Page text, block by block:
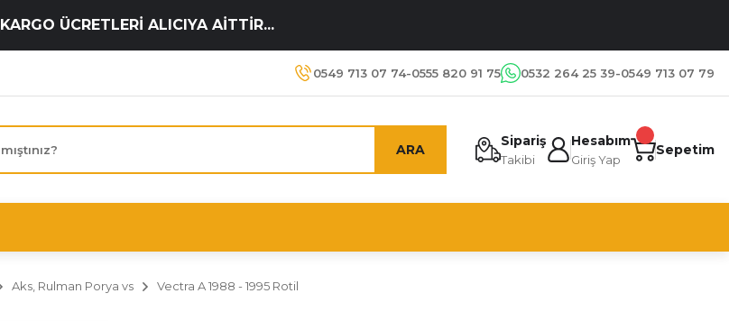
KARGO ÜCRETLERİ ALICIYA AİTTİR...
0549 713 07 74-0555 820 91 75 0532 264 25 39-0549 713 07 79
ARA
Sipariş
Takibi
Hesabım
Giriş Yap
Sepetim
Aks, Rulman Porya vs Vectra A 1988 - 1995 Rotil